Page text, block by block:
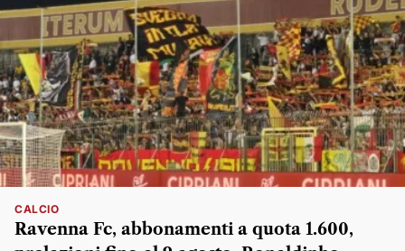
CALCIO
Ravenna Fc, abbonamenti a quota 1.600,